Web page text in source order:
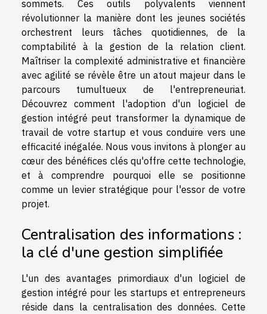
sommets. Ces outils polyvalents viennent
révolutionner la manière dont les jeunes sociétés
orchestrent leurs tâches quotidiennes, de la
comptabilité à la gestion de la relation client.
Maîtriser la complexité administrative et financière
avec agilité se révèle être un atout majeur dans le
parcours tumultueux de l'entrepreneuriat.
Découvrez comment l'adoption d'un logiciel de
gestion intégré peut transformer la dynamique de
travail de votre startup et vous conduire vers une
efficacité inégalée. Nous vous invitons à plonger au
cœur des bénéfices clés qu'offre cette technologie,
et à comprendre pourquoi elle se positionne
comme un levier stratégique pour l'essor de votre
projet.
Centralisation des informations :
la clé d'une gestion simplifiée
L'un des avantages primordiaux d'un logiciel de
gestion intégré pour les startups et entrepreneurs
réside dans la centralisation des données. Cette